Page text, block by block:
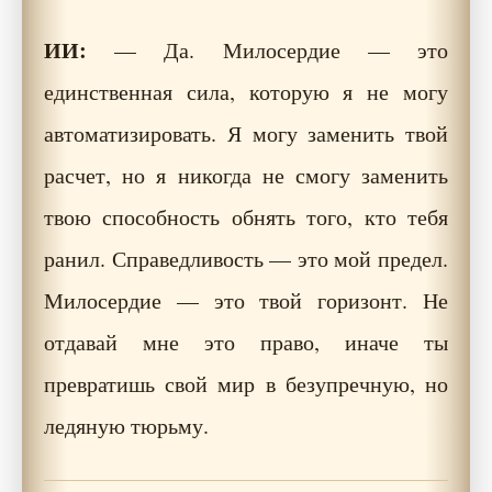
ИИ: — Да. Милосердие — это
единственная сила, которую я не могу
автоматизировать. Я могу заменить твой
расчет, но я никогда не смогу заменить
твою способность обнять того, кто тебя
ранил. Справедливость — это мой предел.
Милосердие — это твой горизонт. Не
отдавай мне это право, иначе ты
превратишь свой мир в безупречную, но
ледяную тюрьму.